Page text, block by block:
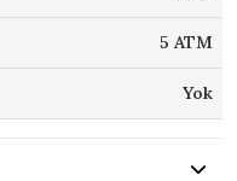
5 ATM
Yok